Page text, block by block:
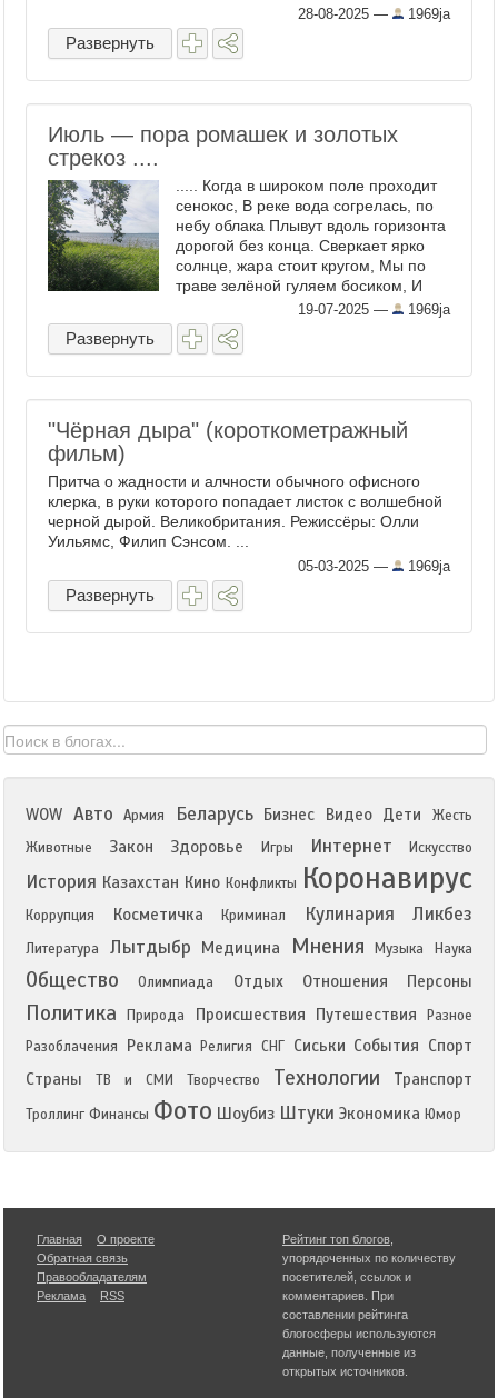
РСФСР (1986). Лауреат
Государственной премии СССР
(1984), Государственной премии
28-08-2025 — 1969ja
Развернуть
Июль — пора ромашек и золотых
стрекоз ....
..... Когда в широком поле проходит
сенокос, В реке вода согрелась, по
небу облака Плывут вдоль горизонта
дорогой без конца. Сверкает ярко
солнце, жара стоит кругом, Мы по
траве зелёной гуляем босиком, И
слышим, как кузнечик стрекочет
день-деньской, ...
19-07-2025 — 1969ja
Развернуть
"Чёрная дыра" (короткометражный
фильм)
Притча о жадности и алчности обычного офисного
клерка, в руки которого попадает листок с волшебной
черной дырой. Великобритания. Режиссёры: Олли
Уильямс, Филип Сэнсом. ...
05-03-2025 — 1969ja
Развернуть
WOW Авто Армия Беларусь Бизнес Видео Дети
Жесть
Животные
Закон Здоровье Игры Интернет Искусство
История Казахстан Кино Конфликты Коронавирус
Коррупция Косметичка Криминал Кулинария Ликбез
Литература Лытдыбр Медицина Мнения Музыка Наука
Общество Олимпиада Отдых Отношения Персоны
Политика Природа Происшествия Путешествия
Разное
Разоблачения
Реклама Религия СНГ Сиськи События Спорт
Страны
ТВ и СМИ Творчество Технологии Транспорт
Троллинг Финансы Фото Шоубиз Штуки Экономика Юмор
Главная
О проекте
Обратная связь
Правообладателям
Реклама
RSS
Рейтинг топ блогов
упорядоченных по количеству
посетителей, ссылок и
комментариев. При
составлении рейтинга
блогосферы используются
данные, полученные из
открытых источников.